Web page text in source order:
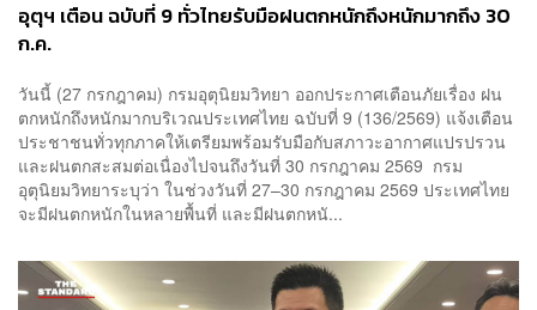
อุตุฯ เตือน ฉบับที่ 9 ทั่วไทยรับมือฝนตกหนักถึงหนักมากถึง 30
ก.ค.
วันนี้ (27 กรกฎาคม) กรมอุตุนิยมวิทยา ออกประกาศเตือนภัยเรื่อง ฝน
ตกหนักถึงหนักมากบริเวณประเทศไทย ฉบับที่ 9 (136/2569) แจ้งเตือน
ประชาชนทั่วทุกภาคให้เตรียมพร้อมรับมือกับสภาวะอากาศแปรปรวน
และฝนตกสะสมต่อเนื่องไปจนถึงวันที่ 30 กรกฎาคม 2569 ​กรม
อุตุนิยมวิทยาระบุว่า ในช่วงวันที่ 27–30 กรกฎาคม 2569 ประเทศไทย
จะมีฝนตกหนักในหลายพื้นที่ และมีฝนตกหนั...